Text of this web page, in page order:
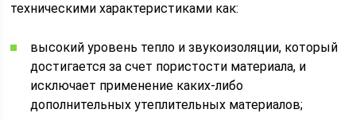
техническими характеристиками как:
высокий уровень тепло и звукоизоляции, который
достигается за счет пористости материала, и
исключает применение каких-либо
дополнительных утеплительных материалов;